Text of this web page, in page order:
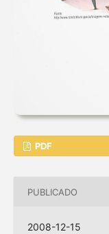
PDF
PUBLICADO
2008-12-15